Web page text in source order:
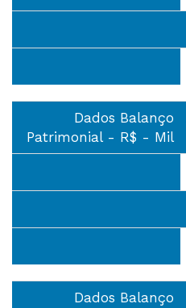
Dados Balanço
Patrimonial - R$ - Mil
Dados Balanço